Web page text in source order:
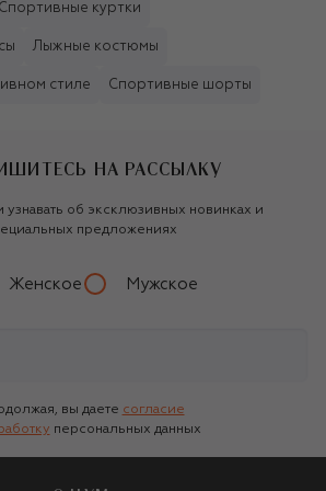
Спортивные куртки
Лыжные костюмы
стиле Спортивные шорты
НА РАССЫЛКУ
об эксклюзивных новинках и
предложениях
Женское Мужское
вы даете согласие
персональных данных